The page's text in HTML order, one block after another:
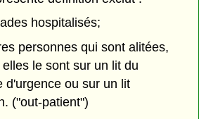
hospitalisés;
personnes qui sont alitées,
le sont sur un lit du
d'urgence ou sur un lit
("out-patient")